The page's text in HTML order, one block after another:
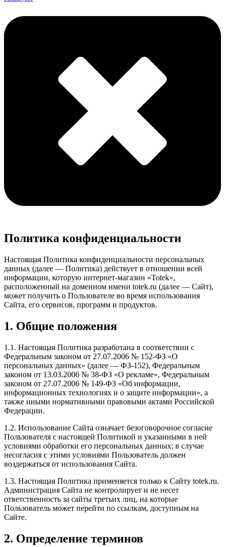
Политика конфиденциальности
Настоящая Политика конфиденциальности персональных
данных (далее — Политика) действует в отношении всей
информации, которую интернет-магазин «Totek»,
расположенный на доменном имени totek.ru (далее — Сайт),
может получить о Пользователе во время использования
Сайта, его сервисов, программ и продуктов.
1. Общие положения
1.1. Настоящая Политика разработана в соответствии с
Федеральным законом от 27.07.2006 № 152-ФЗ «О
персональных данных» (далее — ФЗ-152), Федеральным
законом от 13.03.2006 № 38-ФЗ «О рекламе», Федеральным
законом от 27.07.2006 № 149-ФЗ «Об информации,
информационных технологиях и о защите информации», а
также иными нормативными правовыми актами Российской
Федерации.
1.2. Использование Сайта означает безоговорочное согласие
Пользователя с настоящей Политикой и указанными в ней
условиями обработки его персональных данных; в случае
несогласия с этими условиями Пользователь должен
воздержаться от использования Сайта.
1.3. Настоящая Политика применяется только к Сайту totek.ru.
Администрация Сайта не контролирует и не несет
ответственность за сайты третьих лиц, на которые
Пользователь может перейти по ссылкам, доступным на
Сайте.
2. Определение терминов